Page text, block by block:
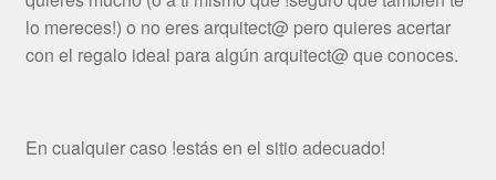
lo mereces!) o no eres arquitect@ pero quieres acertar
con el regalo ideal para algún arquitect@ que conoces.
En cualquier caso !estás en el sitio adecuado!